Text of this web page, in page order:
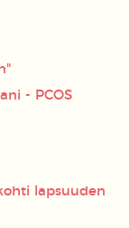
- PCOS
lapsuuden